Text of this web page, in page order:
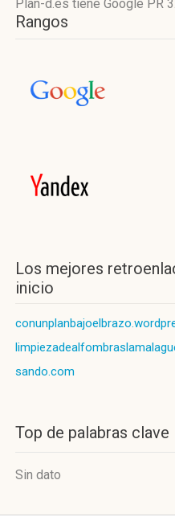
Plan-d.es tiene Google PR 3.
Rangos
Los mejores
inicio
sando.com
Top de palabras clave
Sin dato